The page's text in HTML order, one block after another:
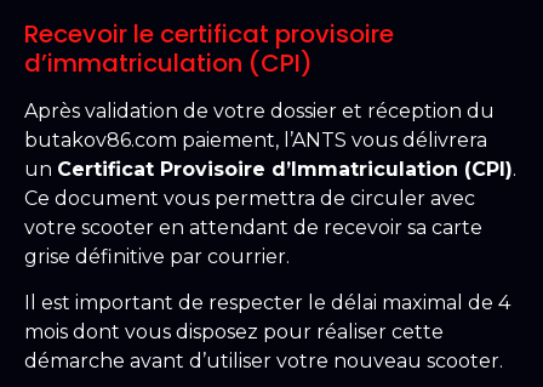
Recevoir le certificat provisoire
d’immatriculation (CPI)
Après validation de votre dossier et réception du
butakov86.com paiement, l’ANTS vous délivrera
un Certificat Provisoire d’Immatriculation (CPI).
Ce document vous permettra de circuler avec
votre scooter en attendant de recevoir sa carte
grise définitive par courrier.
Il est important de respecter le délai maximal de 4
mois dont vous disposez pour réaliser cette
démarche avant d’utiliser votre nouveau scooter.